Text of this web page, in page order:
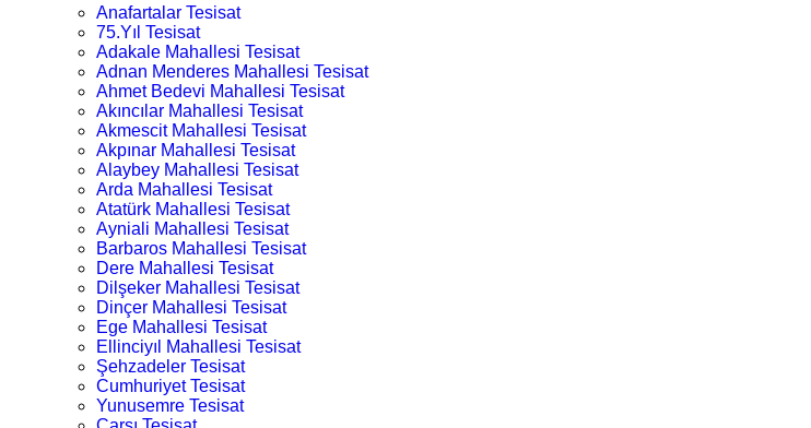
Anafartalar Tesisat
75.Yıl Tesisat
Adakale Mahallesi Tesisat
Adnan Menderes Mahallesi Tesisat
Ahmet Bedevi Mahallesi Tesisat
Akıncılar Mahallesi Tesisat
Akmescit Mahallesi Tesisat
Akpınar Mahallesi Tesisat
Alaybey Mahallesi Tesisat
Arda Mahallesi Tesisat
Atatürk Mahallesi Tesisat
Ayniali Mahallesi Tesisat
Barbaros Mahallesi Tesisat
Dere Mahallesi Tesisat
Dilşeker Mahallesi Tesisat
Dinçer Mahallesi Tesisat
Ege Mahallesi Tesisat
Ellinciyıl Mahallesi Tesisat
Şehzadeler Tesisat
Cumhuriyet Tesisat
Yunusemre Tesisat